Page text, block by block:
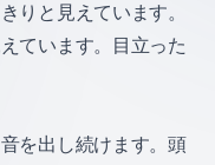
りと見えています。
ています。目立った
を出し続けます。頭